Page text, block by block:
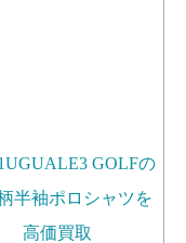
GOLFの
半袖ポロシャツを
高価買取